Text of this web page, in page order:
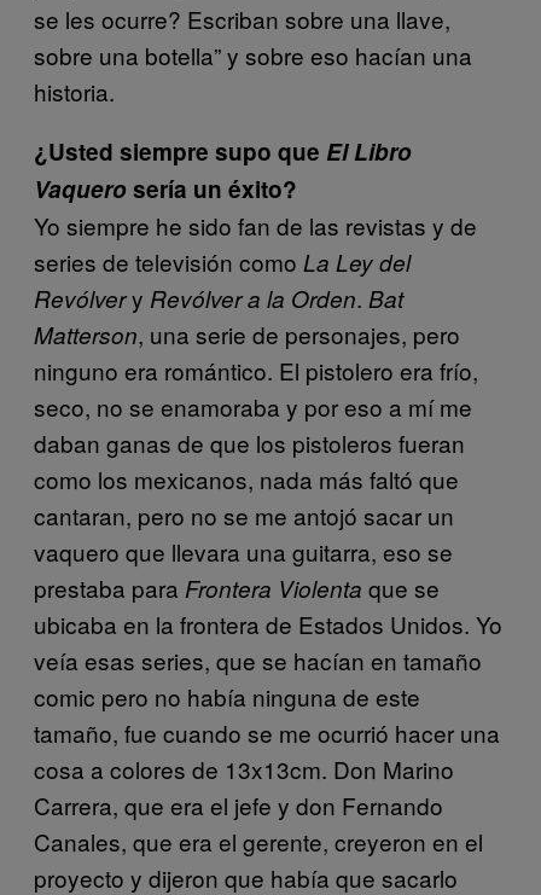
se les ocurre? Escriban sobre una llave,
sobre una botella” y sobre eso hacían una
historia.
¿Usted siempre supo que El Libro
Vaquerosería un éxito?
Yo siempre he sido fan de las revistas y de
series de televisión como La Ley del
Revólvery Revólver a la Orden. Bat
Matterson, una serie de personajes, pero
ninguno era romántico. El pistolero era frío,
seco, no se enamoraba y por eso a mí me
daban ganas de que los pistoleros fueran
como los mexicanos, nada más faltó que
cantaran, pero no se me antojó sacar un
vaquero que llevara una guitarra, eso se
prestaba para Frontera Violenta que se
ubicaba en la frontera de Estados Unidos. Yo
veía esas series, que se hacían en tamaño
comic pero no había ninguna de este
tamaño, fue cuando se me ocurrió hacer una
cosa a colores de 13x13cm. Don Marino
Carrera, que era el jefe y don Fernando
Canales, que era el gerente, creyeron en el
proyecto y dijeron que había que sacarlo